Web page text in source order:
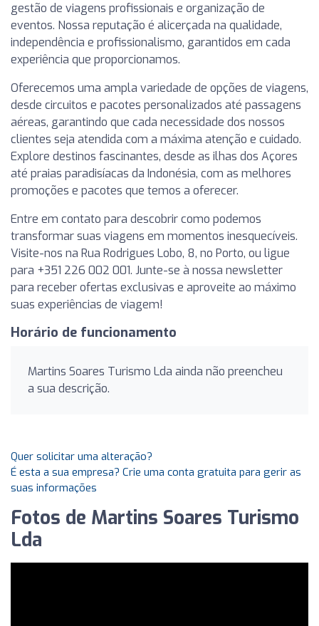
gestão de viagens profissionais e organização de
eventos. Nossa reputação é alicerçada na qualidade,
independência e profissionalismo, garantidos em cada
experiência que proporcionamos.
Oferecemos uma ampla variedade de opções de viagens,
desde circuitos e pacotes personalizados até passagens
aéreas, garantindo que cada necessidade dos nossos
clientes seja atendida com a máxima atenção e cuidado.
Explore destinos fascinantes, desde as ilhas dos Açores
até praias paradisíacas da Indonésia, com as melhores
promoções e pacotes que temos a oferecer.
Entre em contato para descobrir como podemos
transformar suas viagens em momentos inesquecíveis.
Visite-nos na Rua Rodrigues Lobo, 8, no Porto, ou ligue
para +351 226 002 001. Junte-se à nossa newsletter
para receber ofertas exclusivas e aproveite ao máximo
suas experiências de viagem!
Horário de funcionamento
Martins Soares Turismo Lda ainda não preencheu
a sua descrição.
Quer solicitar uma alteração?
É esta a sua empresa? Crie uma conta gratuita para gerir as
suas informações
Fotos de Martins Soares Turismo
Lda